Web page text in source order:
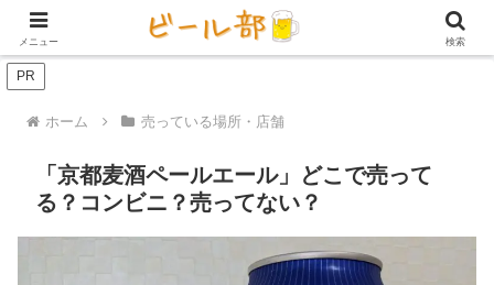
アイテム【ビール好き用】 家庭用ビー
PR
ホーム 売っている場所・店舗
「京都麦酒ペールエール」どこで売って
る？コンビニ？売ってない？
メニュー 検索